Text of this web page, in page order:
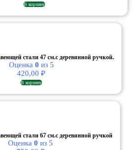
В корзину
стали 47 см.с деревянной ручкой.
Оценка 0 из 5
420,00 ₽
В корзину
стали 67 см.с деревянной ручкой
Оценка 0 из 5